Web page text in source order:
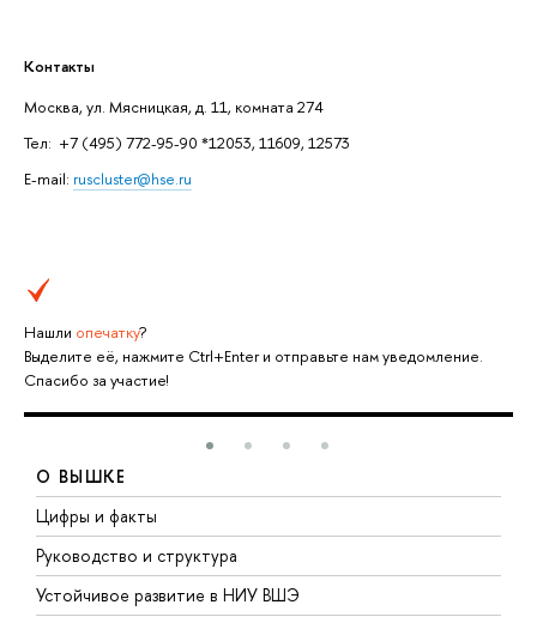
Контакты
Москва, ул. Мясницкая, д. 11, комната 274
Тел: +7 (495) 772-95-90 *12053, 11609, 12573
E-mail: ruscluster@hse.ru
Нашли опечатку?
Выделите её, нажмите Ctrl+Enter и отправьте нам уведомление.
Спасибо за участие!
О ВЫШКЕ
Цифры и факты
Руководство и структура
Устойчивое развитие в НИУ ВШЭ